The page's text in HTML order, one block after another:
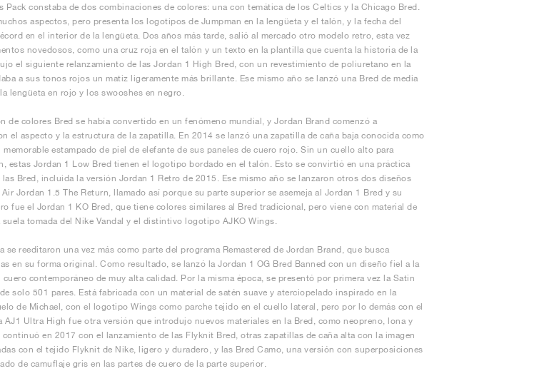
Pack constaba de dos combinaciones de colores: una con temática de los Celtics y la Chicago Bred.
aspectos, pero presenta los logotipos de Jumpman en la lengüeta y el talón, y la fecha del
en el interior de la lengüeta. Dos años más tarde, salió al mercado otro modelo retro, esta vez
novedosos, como una cruz roja en el talón y un texto en la plantilla que cuenta la historia de la
el siguiente relanzamiento de las Jordan 1 High Bred, con un revestimiento de poliuretano en la
a sus tonos rojos un matiz ligeramente más brillante. Ese mismo año se lanzó una Bred de media
lengüeta en rojo y los swooshes en negro.
de colores Bred se había convertido en un fenómeno mundial, y Jordan Brand comenzó a
el aspecto y la estructura de la zapatilla. En 2014 se lanzó una zapatilla de caña baja conocida como
estampado de piel de elefante de sus paneles de cuero rojo. Sin un cuello alto para
estas Jordan 1 Low Bred tienen el logotipo bordado en el talón. Esto se convirtió en una práctica
Bred, incluida la versión Jordan 1 Retro de 2015. Ese mismo año se lanzaron otros dos diseños
Jordan 1.5 The Return, llamado así porque su parte superior se asemeja al Jordan 1 Bred y su
fue el Jordan 1 KO Bred, que tiene colores similares al Bred tradicional, pero viene con material de
tomada del Nike Vandal y el distintivo logotipo AJKO Wings.
se reeditaron una vez más como parte del programa Remastered de Jordan Brand, que busca
en su forma original. Como resultado, se lanzó la Jordan 1 OG Bred Banned con un diseño fiel a la
contemporáneo de muy alta calidad. Por la misma época, se presentó por primera vez la Satin
solo 501 pares. Está fabricada con un material de satén suave y aterciopelado inspirado en la
de Michael, con el logotipo Wings como parche tejido en el cuello lateral, pero por lo demás con el
AJ1 Ultra High fue otra versión que introdujo nuevos materiales en la Bred, como neopreno, lona y
en 2017 con el lanzamiento de las Flyknit Bred, otras zapatillas de caña alta con la imagen
con el tejido Flyknit de Nike, ligero y duradero, y las Bred Camo, una versión con superposiciones
de camuflaje gris en las partes de cuero de la parte superior.